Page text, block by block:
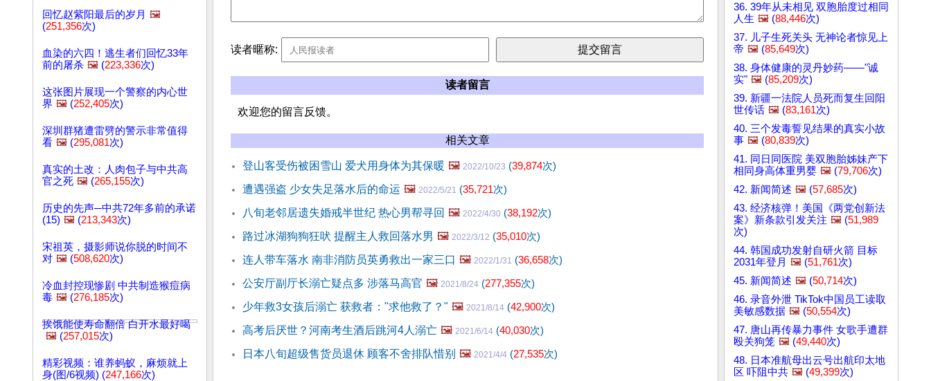
回忆赵紫阳最后的岁月 🖼️
(251,356次)
血染的六四！逃生者们回忆33年
前的屠杀 🖼️ (223,336次)
这张图片展现一个警察的内心世
界 🖼️ (252,405次)
深圳群猪遭雷劈的警示非常值得
看 🖼️ (295,081次)
真实的土改：人肉包子与中共高
官之死 🖼️ (265,155次)
历史的先声─中共72年多前的承诺
(15) 🖼️ (213,343次)
宋祖英，摄影师说你脱的时间不
对 🖼️ (508,620次)
冷血封控现惨剧 中共制造猴痘病
毒 🖼️ (276,185次)
挨饿能使寿命翻倍 白开水最好喝
🖼️ (257,015次)
精彩视频：谁养蚂蚁，麻烦就上
身(图/6视频) (247,166次)
读者暱称:
读者留言
欢迎您的留言反馈。
相关文章
登山客受伤被困雪山 爱犬用身体为其保暖 🖼️ 2022/10/23 (39,874次)
遭遇强盗 少女失足落水后的命运 🖼️ 2022/5/21 (35,721次)
八旬老邻居遗失婚戒半世纪 热心男帮寻回 🖼️ 2022/4/30 (38,192次)
路过冰湖狗狗狂吠 提醒主人救回落水男 🖼️ 2022/3/12 (35,010次)
连人带车落水 南非消防员英勇救出一家三口 🖼️ 2022/1/31 (36,658次)
公安厅副厅长溺亡疑点多 涉落马高官 🖼️ 2021/8/24 (277,355次)
少年救3女孩后溺亡 获救者："求他救了？" 🖼️ 2021/8/14 (42,900次)
高考后厌世？河南考生酒后跳河4人溺亡 🖼️ 2021/6/14 (40,030次)
日本八旬超级售货员退休 顾客不舍排队惜别 🖼️ 2021/4/4 (27,535次)
36. 39年从未相见 双胞胎度过相同
人生 🖼️ (88,446次)
37. 儿子生死关头 无神论者惊见上
帝 🖼️ (85,649次)
38. 身体健康的灵丹妙药——"诚
实" 🖼️ (85,209次)
39. 新疆一法院人员死而复生回阳
世传话 🖼️ (83,161次)
40. 三个发毒誓见结果的真实小故
事 🖼️ (80,839次)
41. 同日同医院 美双胞胎姊妹产下
相同身高体重男婴 🖼️ (79,706次)
42. 新闻简述 🖼️ (57,685次)
43. 经济核弹！美国《两党创新法
案》新条款引发关注 🖼️ (51,989
次)
44. 韩国成功发射自研火箭 目标
2031年登月 🖼️ (51,761次)
45. 新闻简述 🖼️ (50,714次)
46. 录音外泄 TikTok中国员工读取
美敏感数据 🖼️ (50,554次)
47. 唐山再传暴力事件 女歌手遭群
殴关狗笼 🖼️ (49,440次)
48. 日本准航母出云号出航印太地
区 吓阻中共 🖼️ (49,399次)